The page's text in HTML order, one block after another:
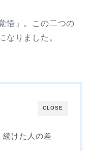
悟」。この二つの
なりました。
CLOSE
けた人の差